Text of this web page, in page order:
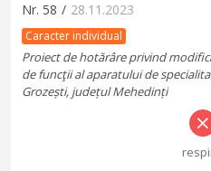
Nr. 58 / 28.11.2023
Caracter individual
Proiect de hotărâre privind
de funcţii al aparatului de
Grozești, județul Mehedinți